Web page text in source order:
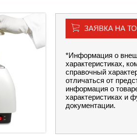
ЗАЯВКА НА
*Информация о
характеристиках,
справочный
отличаться от
информация о
характеристиках и
документации.